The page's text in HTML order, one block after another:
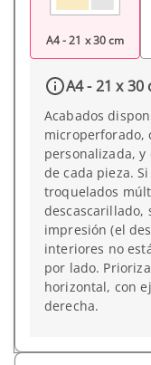
A4 - 21 x 30 cm
A4 - 21 x 30
Acabados
microperforado,
personalizada,
de cada pieza.
troquelados
descascarillado,
impresión (el
interiores no
por lado.
horizontal, con
derecha.